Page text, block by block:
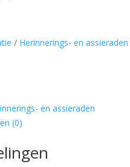
/ Herinnerings- en assieraden
en assieraden
(0)